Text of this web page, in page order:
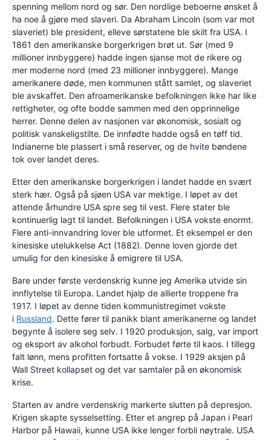
spenning mellom nord og sør. Den nordlige beboerne ønsket å
ha noe å gjøre med slaveri. Da Abraham Lincoln (som var mot
slaveriet) ble president, elleve sørstatene ble skilt fra USA. I
1861 den amerikanske borgerkrigen brøt ut. Sør (med 9
millioner innbyggere) hadde ingen sjanse mot de rikere og
mer moderne nord (med 23 millioner innbyggere). Mange
amerikanere døde, men kommunen stått samlet, og slaveriet
ble avskaffet. Den afroamerikanske befolkningen ikke har like
rettigheter, og ofte bodde sammen med den opprinnelige
herrer. Denne delen av nasjonen var økonomisk, sosialt og
politisk vanskeligstilte. De innfødte hadde også en tøff tid.
Indianerne ble plassert i små reserver, og de hvite bøndene
tok over landet deres.
Etter den amerikanske borgerkrigen i landet hadde en svært
sterk hær. Også på sjøen USA var mektige. I løpet av det
attende århundre USA spre seg til vest. Flere stater ble
kontinuerlig lagt til landet. Befolkningen i USA vokste enormt.
Flere anti-innvandring lover ble utformet. Et eksempel er den
kinesiske utelukkelse Act (1882). Denne loven gjorde det
umulig for den kinesiske å emigrere til USA.
Bare under første verdenskrig kunne jeg Amerika utvide sin
innflytelse til Europa. Landet hjalp de allierte troppene fra
1917. I løpet av denne tiden kommunistregimet vokste
i Russland. Dette fører til panikk blant amerikanerne og landet
begynte å isolere seg selv. I 1920 produksjon, salg, var import
og eksport av alkohol forbudt. Forbudet førte til kaos. I tillegg
falt lønn, mens profitten fortsatte å vokse. I 1929 aksjen på
Wall Street kollapset og det var samtaler på en økonomisk
krise.
Starten av andre verdenskrig markerte slutten på depresjon.
Krigen skapte sysselsetting. Etter et angrep på Japan i Pearl
Harbor på Hawaii, kunne USA ikke lenger forbli nøytrale. USA